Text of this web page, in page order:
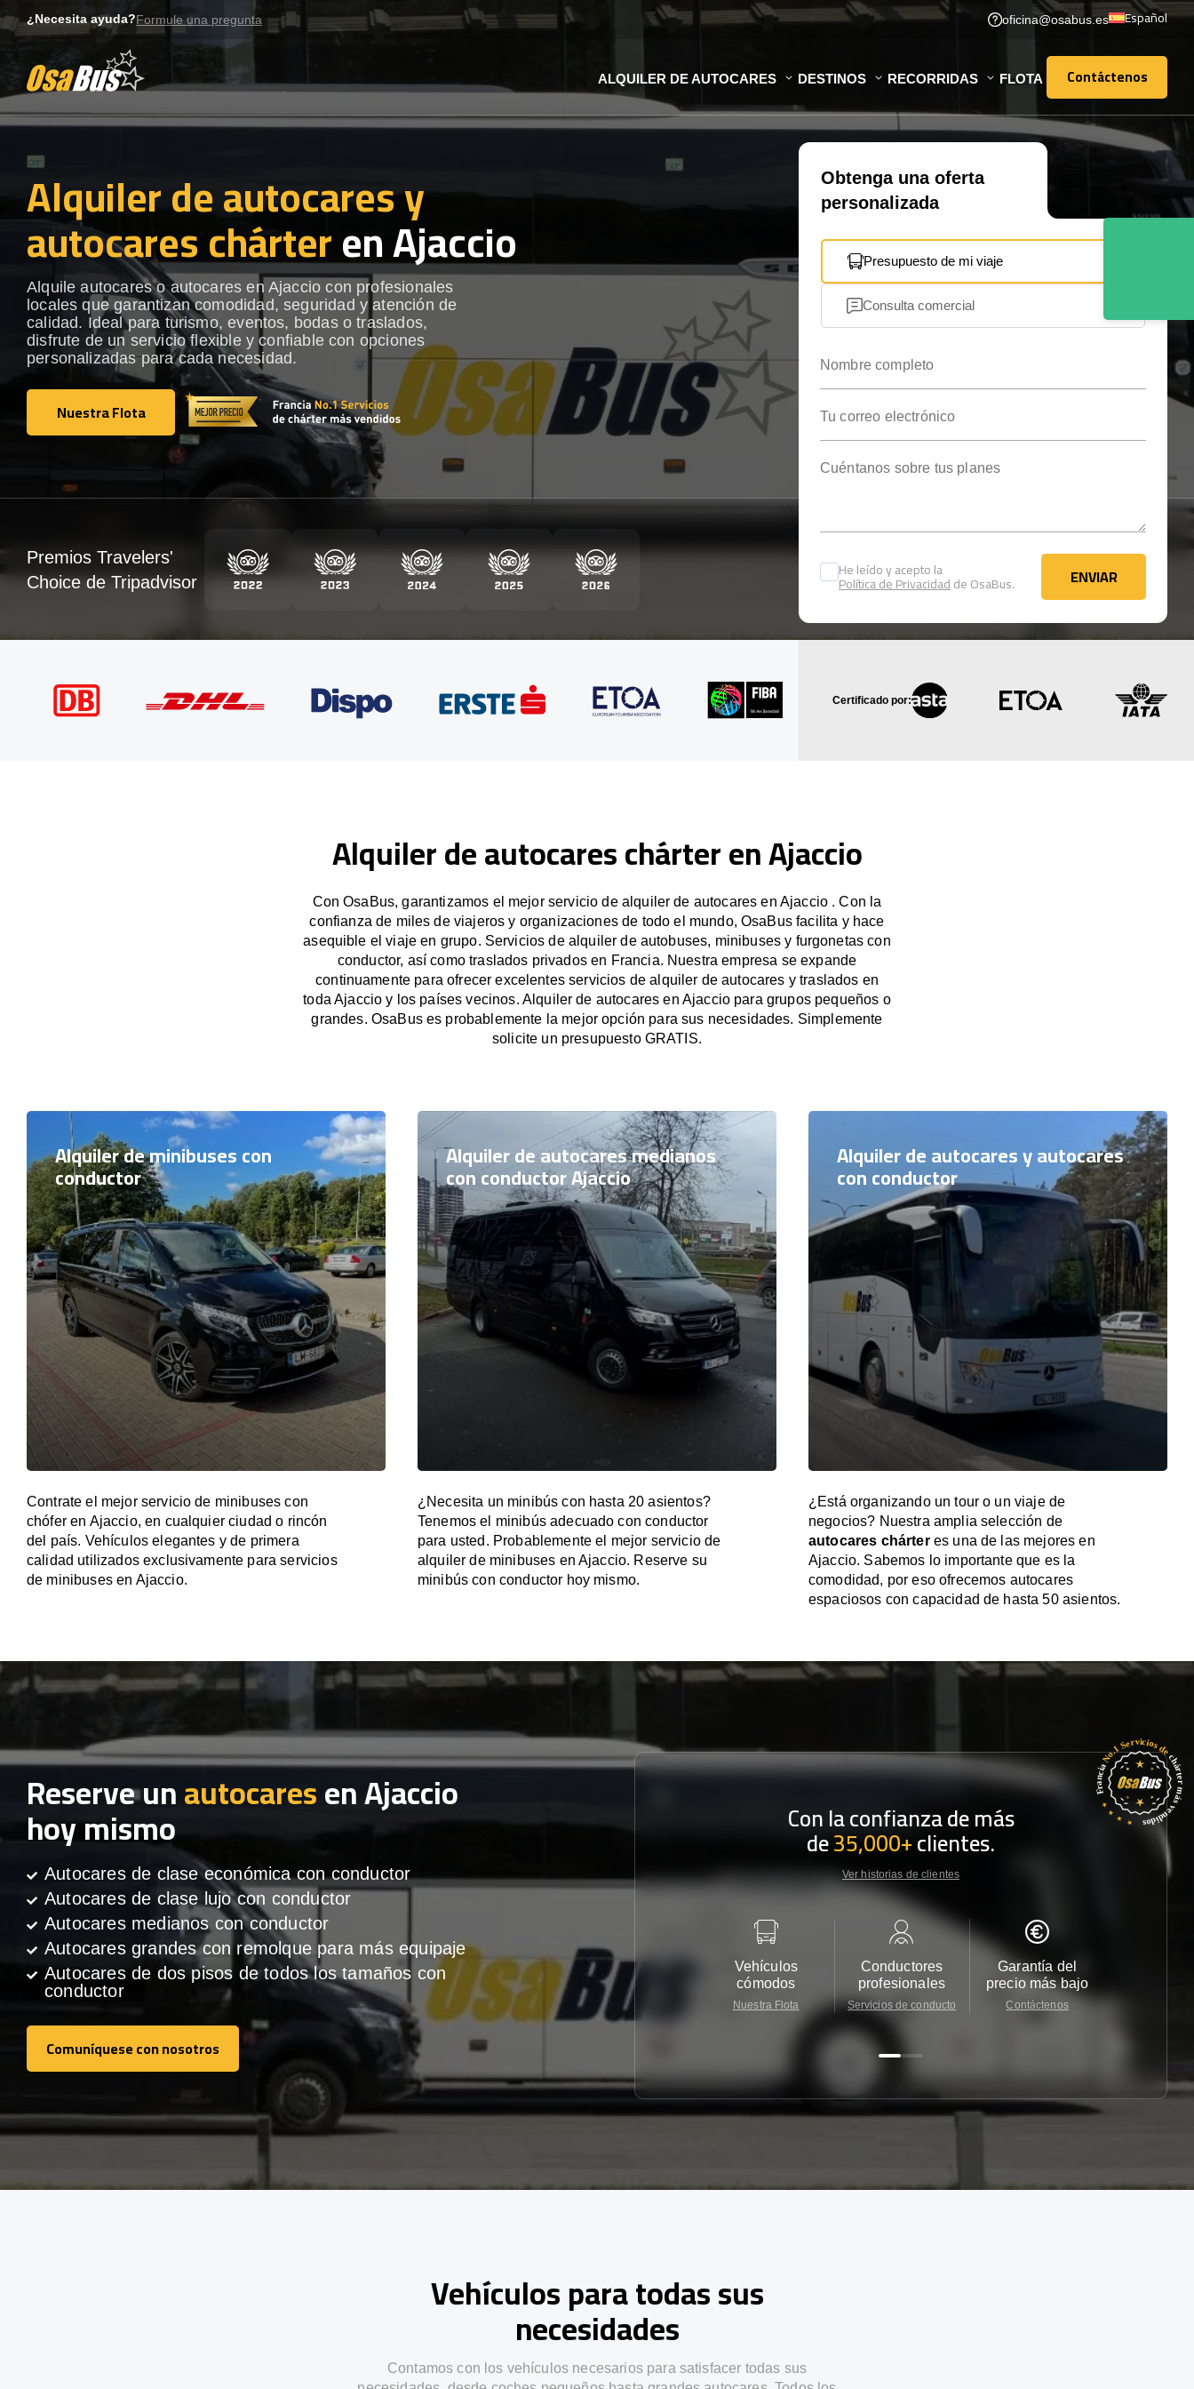
to
¿Necesita ayuda?Formule una pregunta oficina@osabus.es Español
ALQUILER DE AUTOCARES DESTINOS RECORRIDAS FLOTA Contáctenos
Contáctenos
Alquiler de autocares y
autocares chárteren Ajaccio
Alquile autocares o autocares en Ajaccio con profesionales
locales que garantizan comodidad, seguridad y atención de
calidad. Ideal para turismo, eventos, bodas o traslados,
disfrute de un servicio flexible y confiable con opciones
personalizadas para cada necesidad.
Nuestra Flota
Nuestra Flota
Obtenga una oferta
personalizada
Presupuesto de mi viaje
Consulta comercial
He leído y acepto la
Política de Privacidadde OsaBus. ENVIAR
ENVIAR
Premios Travelers'
Choice de Tripadvisor
Certificado por:
Alquiler de autocares chárter en Ajaccio
Con OsaBus, garantizamos el mejor servicio de alquiler de autocares en Ajaccio . Con la
confianza de miles de viajeros y organizaciones de todo el mundo, OsaBus facilita y hace
asequible el viaje en grupo. Servicios de alquiler de autobuses, minibuses y furgonetas con
conductor, así como traslados privados en Francia. Nuestra empresa se expande
continuamente para ofrecer excelentes servicios de alquiler de autocares y traslados en
toda Ajaccio y los países vecinos. Alquiler de autocares en Ajaccio para grupos pequeños o
grandes. OsaBus es probablemente la mejor opción para sus necesidades. Simplemente
solicite un presupuesto GRATIS.
Alquiler de minibuses con
conductor
Contrate el mejor servicio de minibuses con
chófer en Ajaccio, en cualquier ciudad o rincón
del país. Vehículos elegantes y de primera
calidad utilizados exclusivamente para servicios
de minibuses en Ajaccio.
Alquiler de autocares medianos
con conductor Ajaccio
¿Necesita un minibús con hasta 20 asientos?
Tenemos el minibús adecuado con conductor
para usted. Probablemente el mejor servicio de
alquiler de minibuses en Ajaccio. Reserve su
minibús con conductor hoy mismo.
Alquiler de autocares y autocares
con conductor
¿Está organizando un tour o un viaje de
negocios? Nuestra amplia selección de
autocares chárteres una de las mejores en
Ajaccio. Sabemos lo importante que es la
comodidad, por eso ofrecemos autocares
espaciosos con capacidad de hasta 50 asientos.
Reserve unautocaresen Ajaccio
hoy mismo
Autocares de clase económica con conductor
Autocares de clase lujo con conductor
Autocares medianos con conductor
Autocares grandes con remolque para más equipaje
Autocares de dos pisos de todos los tamaños con
conductor
Comuníquese con nosotros
Comuníquese con nosotros
Con la confianza de más
de35,000+clientes.
Ver historias de clientes
Vehículos
cómodos
Nuestra Flota
Conductores
profesionales
Servicios de conducto
Garantía del
precio más bajo
Contáctenos
Vehículos para todas sus
necesidades
Contamos con los vehículos necesarios para satisfacer todas sus